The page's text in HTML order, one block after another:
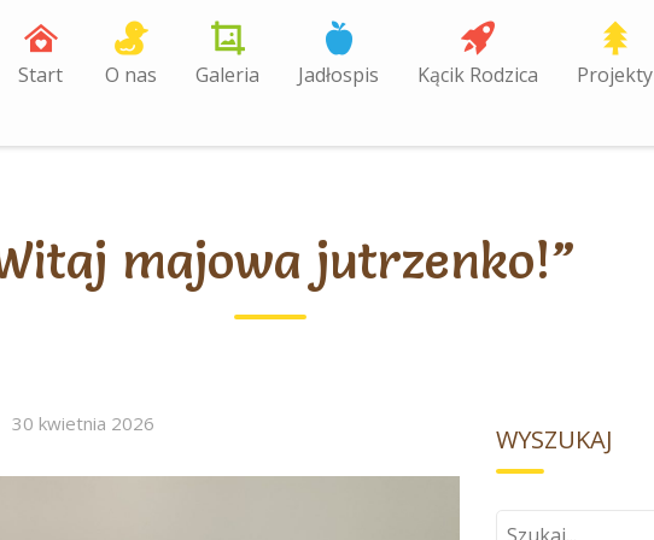
Start O nas Galeria Jadłospis Kącik Rodzica Projekty
majowa jutrzenko!”
30 kwietnia 2026 WYSZUKAJ
Szukaj